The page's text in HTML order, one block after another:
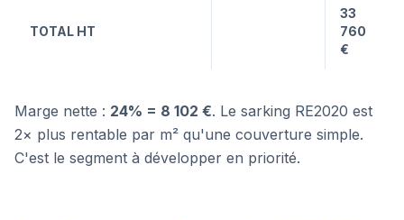
TOTAL HT
33
760
€
Marge nette : 24% = 8 102 €. Le sarking RE2020 est
2× plus rentable par m² qu'une couverture simple.
C'est le segment à développer en priorité.